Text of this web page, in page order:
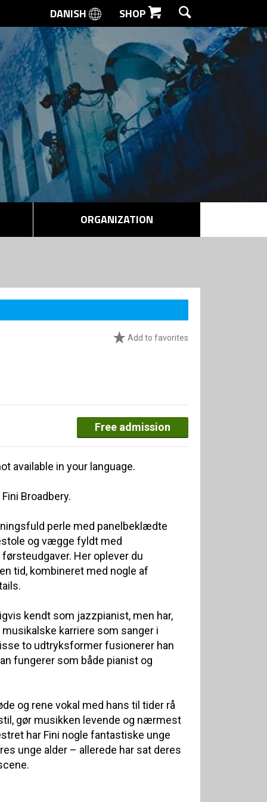
SEARCH
DANISH SHOP
ORGANIZATION
Add to favorites
Free admission
available in your language.
Broadbery.
perle med panelbeklædte
og vægge fyldt med
Her oplever du
tid, kombineret med nogle af
kendt som jazzpianist, men har,
karriere som sanger i
to udtryksformer fusionerer han
fungerer som både pianist og
og rene vokal med hans til tider rå
gør musikken levende og nærmest
har Fini nogle fantastiske unge
unge alder – allerede har sat deres